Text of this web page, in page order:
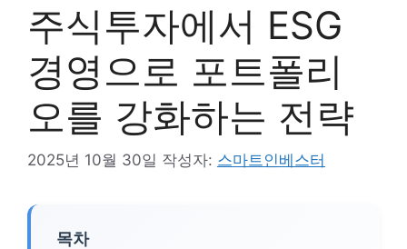
주식투자에서 ESG
경영으로 포트폴리
오를 강화하는 전략
2025년 10월 30일 작성자: 스마트인베스터
목차